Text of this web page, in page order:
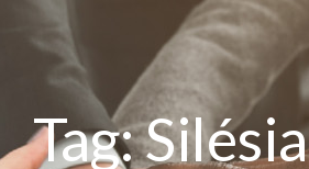
Tag: Silésia